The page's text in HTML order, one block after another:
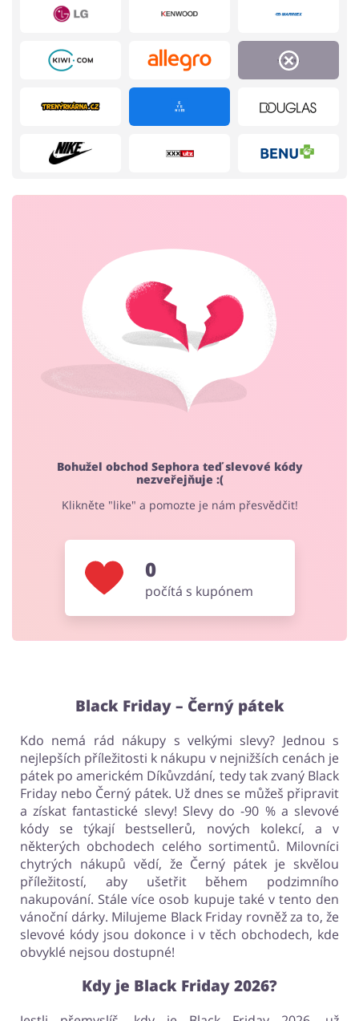
Zdraví a krása
Počítače foto a elektronika Domácnost a spotřebiče
Knihy, filmy, hry a hudba Sport a hobby
Kancelářské potřeby Potraviny
Erotika Finance a pojištění
Auto Dárky a gadgety
Turistika a cestování Služby
Bohužel obchod Sephora teď slevové kódy
nezveřejňuje :(
Klikněte "like" a pomozte je nám přesvědčit!
0
počítá s kupónem
Black Friday – Černý pátek
Kdo nemá rád nákupy s velkými slevy? Jednou s
nejlepších příležitosti k nákupu v nejnižších cenách je
pátek po americkém Díkůvzdání, tedy tak zvaný Black
Friday nebo Černý pátek. Už dnes se můžeš připravit
a získat fantastické slevy! Slevy do -90 % a slevové
kódy se týkají bestsellerů, nových kolekcí, a v
některých obchodech celého sortimentů. Milovníci
chytrých nákupů vědí, že Černý pátek je skvělou
příležitostí, aby ušetřit během podzimního
nakupování. Stále více osob kupuje také v tento den
vánoční dárky. Milujeme Black Friday rovněž za to, že
slevové kódy jsou dokonce i v těch obchodech, kde
obvyklé nejsou dostupné!
Kdy je Black Friday 2026?